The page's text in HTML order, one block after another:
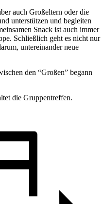
auch Großeltern oder die
unterstützen und begleiten
Snack ist auch immer
Schließlich geht es nicht nur
untereinander neue
den “Großen” begann
die Gruppentreffen.